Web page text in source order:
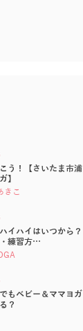
う！【さいたま市浦
】
きこ
イハイはいつから？
練習方…
もベビー＆ママヨガ
？